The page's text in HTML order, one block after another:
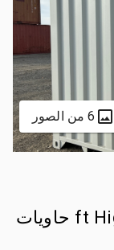
6 من الصور
2025 40 ft High Cube Multi-Door حاويات